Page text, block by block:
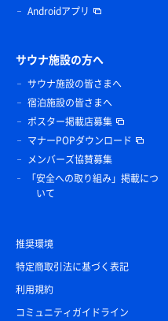
Androidアプリ
サウナ施設の方へ
サウナ施設の皆さまへ
宿泊施設の皆さまへ
ポスター掲載店募集
マナーPOPダウンロード
メンバーズ協賛募集
「安全への取り組み」掲載につ
いて
推奨環境
特定商取引法に基づく表記
利用規約
コミュニティガイドライン